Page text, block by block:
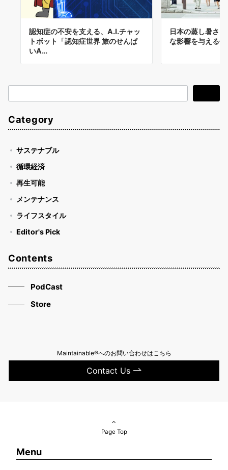
認知症の不安を支える、A.I.チャッ
トボット「認知症世界 旅のせんぱ
いA…
日本の蒸し暑さ
な影響を与える傾
索
Category
サステナブル
循環経済
再生可能
メンテナンス
ライフスタイル
Editor's Pick
Contents
PodCast
Store
Maintainable®へのお問い合わせはこちら
Contact Us
Page Top
Menu